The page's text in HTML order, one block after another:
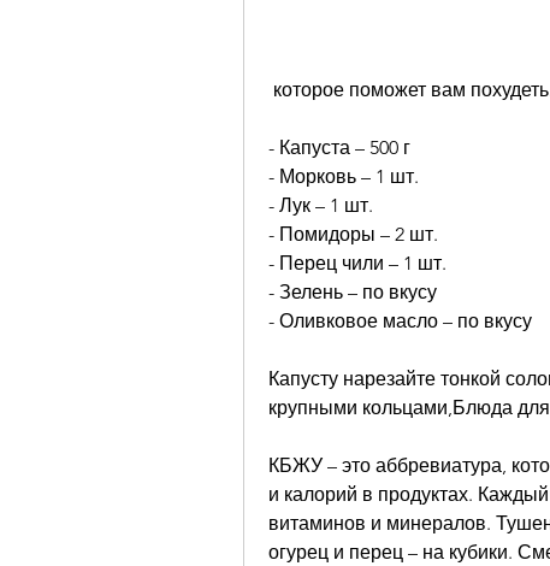
которое поможет вам
- Капуста – 500 г
- Морковь – 1 шт.
- Лук – 1 шт.
- Помидоры – 2 шт.
- Перец чили – 1 шт.
- Зелень – по вкусу
- Оливковое масло – по вкусу
Капусту нарезайте тонкой
крупными кольцами,Блюда
КБЖУ – это аббревиатура,
и калорий в продуктах.
витаминов и минералов.
огурец и перец – на кубики.